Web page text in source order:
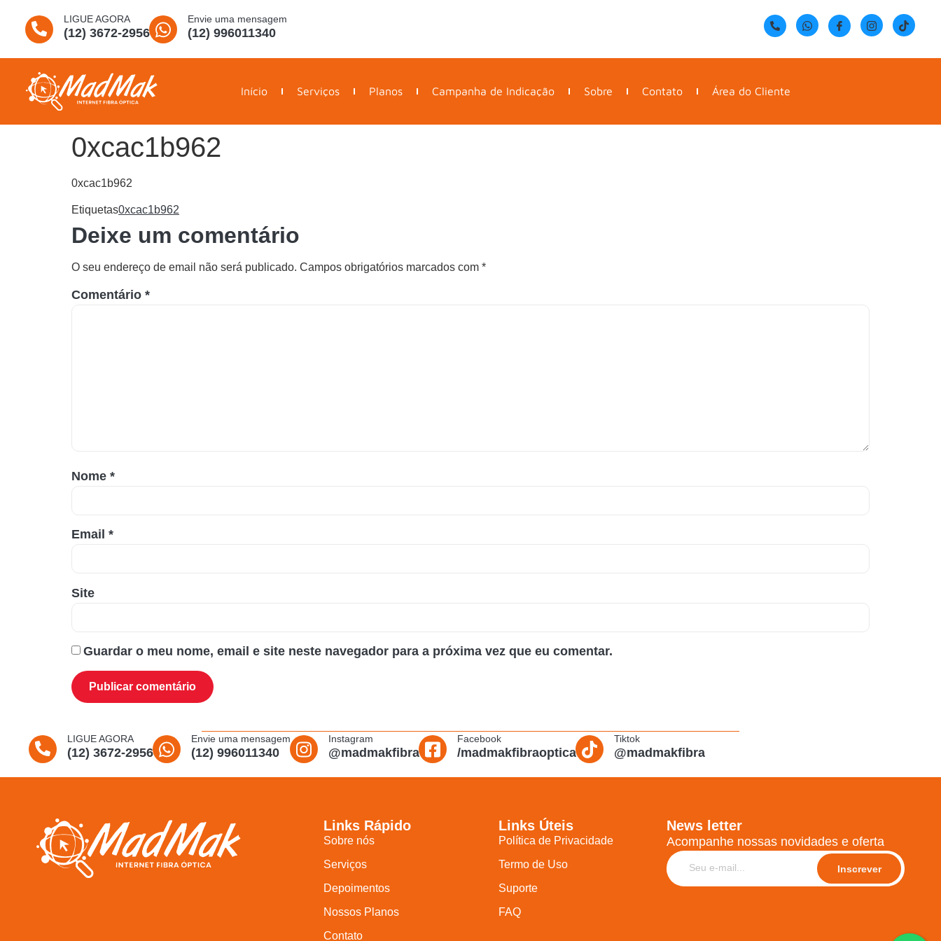
LIGUE AGORA
(12) 3672-2956
Envie uma mensagem
(12) 996011340
Início Serviços Planos Campanha de Indicação Sobre Contato Área do Cliente
0xcac1b962
0xcac1b962
Etiquetas0xcac1b962
Deixe um comentário
O seu endereço de email não será publicado. Campos obrigatórios marcados com *
Comentário *
Nome *
Email *
Site
Guardar o meu nome, email e site neste navegador para a próxima vez que eu comentar.
LIGUE AGORA
(12) 3672-2956
Envie uma mensagem
(12) 996011340
Instagram
@madmakfibra
Facebook
/madmakfibraoptica
Tiktok
@madmakfibra
Links Rápido
Sobre nós
Serviços
Depoimentos
Nossos Planos
Contato
Links Úteis
Política de Privacidade
Termo de Uso
Suporte
FAQ
News letter
Acompanhe nossas novidades e oferta
Inscrever